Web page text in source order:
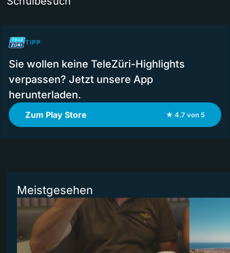
TIPP
Sie wollen keine TeleZüri-Highlights
verpassen? Jetzt unsere App
herunterladen.
Zum Play Store ★ 4.7 von 5
Meistgesehen